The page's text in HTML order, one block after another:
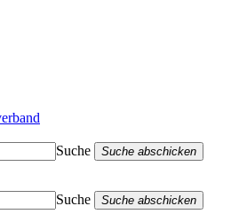
Suche
Suche abschicken
Suche
Suche abschicken